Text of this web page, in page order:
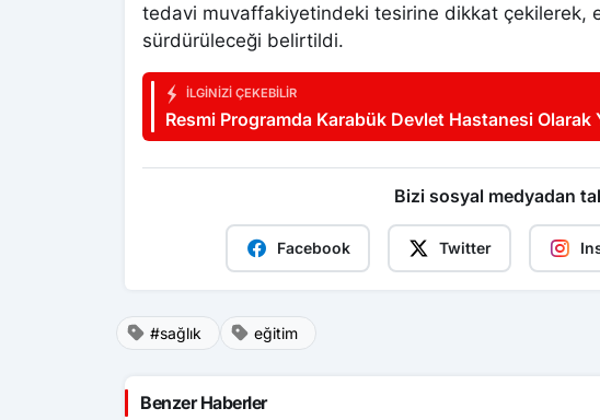
tedavi muvaffakiyetindeki tesirine dikkat çekilerek,
sürdürüleceği belirtildi.
İLGINIZI ÇEKEBILIR
Resmi Programda Karabük Devlet Hastanesi Olarak
Bizi sosyal medyadan
Facebook Twitter
#sağlık eğitim
Benzer Haberler